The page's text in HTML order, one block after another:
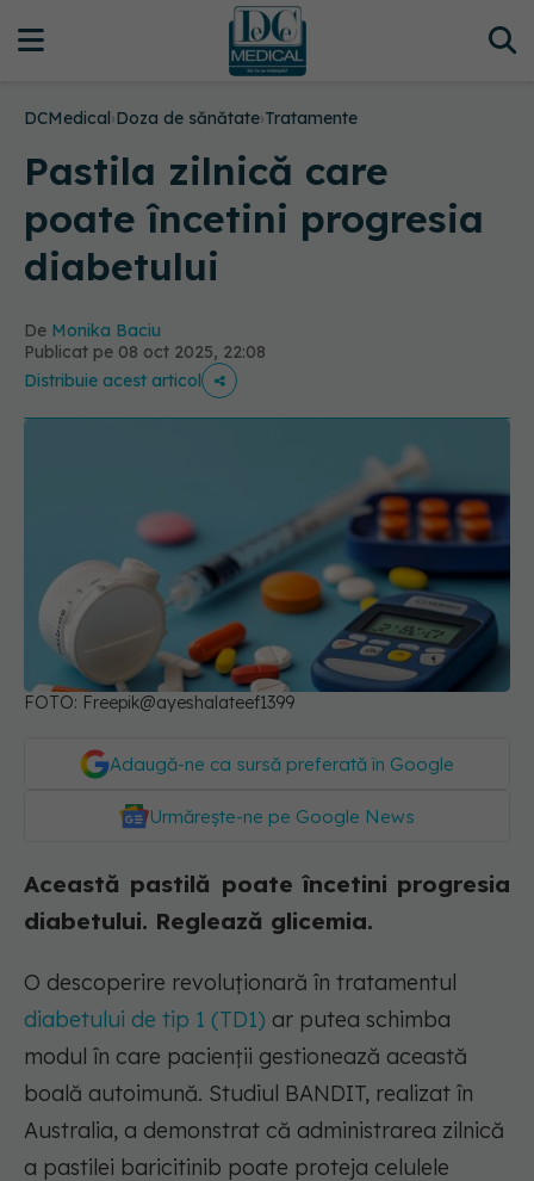
DCMedical›Doza de sănătate›Tratamente
Pastila zilnică care
poate încetini progresia
diabetului
De Monika Baciu
Publicat pe 08 oct 2025, 22:08
Distribuie acest articol
FOTO: Freepik@ayeshalateef1399
Adaugă-ne ca sursă preferată în Google
Urmărește-ne pe Google News
Această pastilă poate încetini progresia
diabetului. Reglează glicemia.
O descoperire revoluționară în tratamentul
diabetului de tip 1 (TD1) ar putea schimba
modul în care pacienții gestionează această
boală autoimună. Studiul BANDIT, realizat în
Australia, a demonstrat că administrarea zilnică
a pastilei baricitinib poate proteja celulele